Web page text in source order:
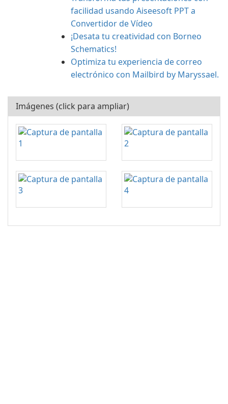
facilidad usando Aiseesoft PPT a
Convertidor de Vídeo
¡Desata tu creatividad con Borneo
Schematics!
Optimiza tu experiencia de correo
electrónico con Mailbird by Maryssael.
Imágenes (click para ampliar)